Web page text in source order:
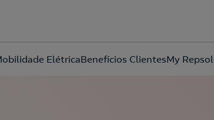
ElétricaBenefícios ClientesMy Repsol
protección de datos.